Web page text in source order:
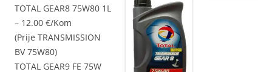
TOTAL GEAR8 75W80 1L
– 12.00 €/Kom
(Prije TRANSMISSION
BV 75W80)
TOTAL GEAR9 FE 75W